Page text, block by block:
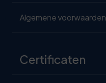
Algemene voorwaarden
Certificaten